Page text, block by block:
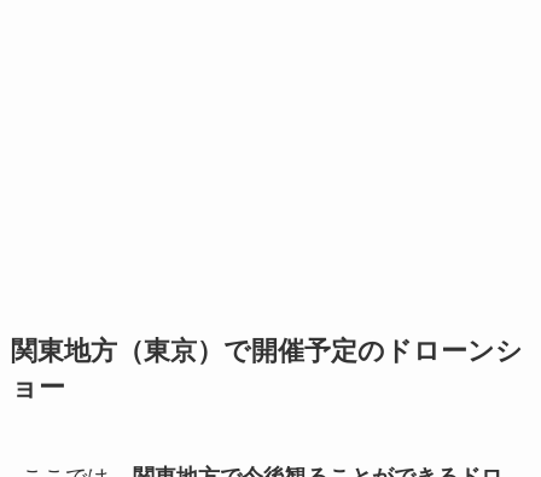
関東地方（東京）で開催予定のドローンシ
ョー